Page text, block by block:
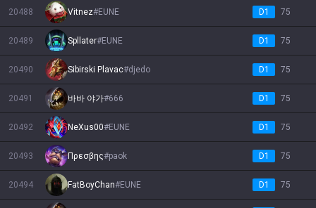
20488 Vitnez#EUNE D1 75
20489 Spllater#EUNE D1 75
20490 Sibirski Plavac#djedo D1 75
20491 바바 야가#666 D1 75
20492 NeXus00#EUNE D1 75
20493 Πρεσβης#paok D1 75
20494 FatBoyChan#EUNE D1 75